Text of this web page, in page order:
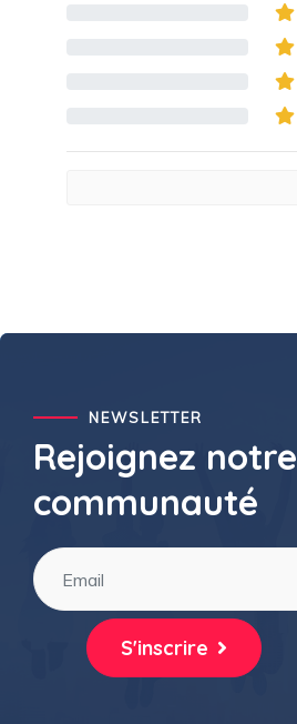
NEWSLETTER
Rejoignez notre
communauté
S'inscrire